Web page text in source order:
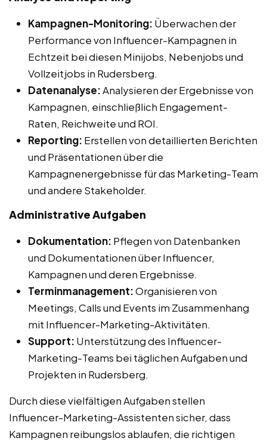
Kampagnen-Monitoring: Überwachen der
Performance von Influencer-Kampagnen in
Echtzeit bei diesen Minijobs, Nebenjobs und
Vollzeitjobs in Rudersberg.
Datenanalyse:Analysieren der Ergebnisse von
Kampagnen, einschließlich Engagement-
Raten, Reichweite und ROI.
Reporting: Erstellen von detaillierten Berichten
und Präsentationen über die
Kampagnenergebnisse für das Marketing-Team
und andere Stakeholder.
Administrative Aufgaben
Dokumentation: Pflegen von Datenbanken
und Dokumentationen über Influencer,
Kampagnen und deren Ergebnisse.
Terminmanagement:Organisieren von
Meetings, Calls und Events im Zusammenhang
mit Influencer-Marketing-Aktivitäten.
Support: Unterstützung des Influencer-
Marketing-Teams bei täglichen Aufgaben und
Projekten in Rudersberg.
Durch diese vielfältigen Aufgaben stellen
Influencer-Marketing-Assistenten sicher, dass
Kampagnen reibungslos ablaufen, die richtigen